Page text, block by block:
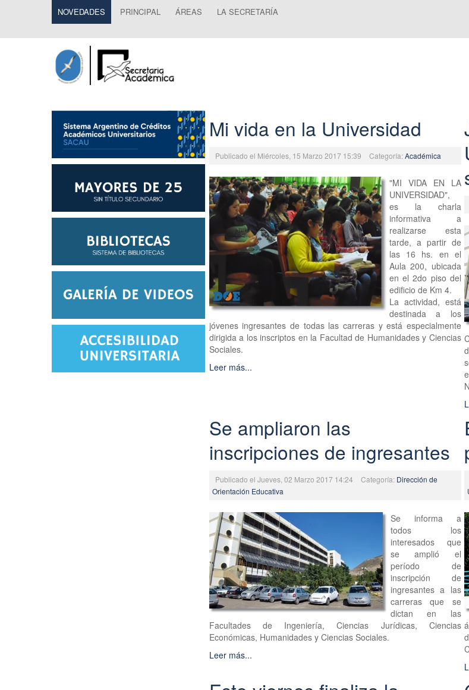
NOVEDADES PRINCIPAL ÁREAS LA SECRETARÍA
Mi vida en la Universidad
Publicado el Miércoles, 15 Marzo 2017 15:39 Categoría:Académica
"MI VIDA EN LA
UNIVERSIDAD",
es la charla
informativa a
realizarse esta
tarde, a partir de
las 16 hs. en el
Aula 200, ubicada
en el 2do piso del
edificio de Km 4.
La actividad, está
destinada a los
jóvenes ingresantes de todas las carreras y está especialmente
dirigida a los inscriptos en la Facultad de Humanidades y Ciencias
Sociales.
Leer más...
Se ampliaron las
inscripciones de ingresantes
Publicado el Jueves, 02 Marzo 2017 14:24 Categoría: Dirección de
Orientación Educativa
Se informa a
todos los
interesados que
se amplió el
período de
inscripción de
ingresantes a las
carreras que se
dictan en las
Facultades de Ingeniería, Ciencias Jurídicas, Ciencias
Económicas, Humanidades y Ciencias Sociales.
Leer más...